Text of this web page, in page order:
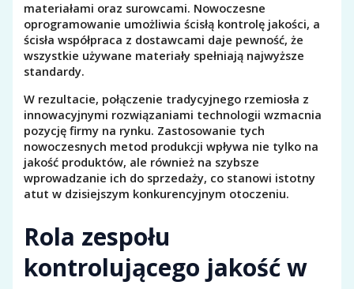
materiałami oraz surowcami. Nowoczesne
oprogramowanie umożliwia ścisłą kontrolę jakości, a
ścisła współpraca z dostawcami daje pewność, że
wszystkie używane materiały spełniają najwyższe
standardy.
W rezultacie, połączenie tradycyjnego rzemiosła z
innowacyjnymi rozwiązaniami technologii wzmacnia
pozycję firmy na rynku. Zastosowanie tych
nowoczesnych metod produkcji wpływa nie tylko na
jakość produktów, ale również na szybsze
wprowadzanie ich do sprzedaży, co stanowi istotny
atut w dzisiejszym konkurencyjnym otoczeniu.
Rola zespołu
kontrolującego jakość w